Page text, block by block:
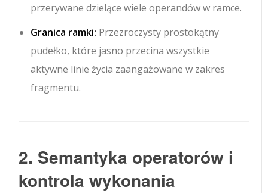
przerywane dzielące wiele operandów w ramce.
Granica ramki: Przezroczysty prostokątny
pudełko, które jasno przecina wszystkie
aktywne linie życia zaangażowane w zakres
fragmentu.
2. Semantyka operatorów i
kontrola wykonania